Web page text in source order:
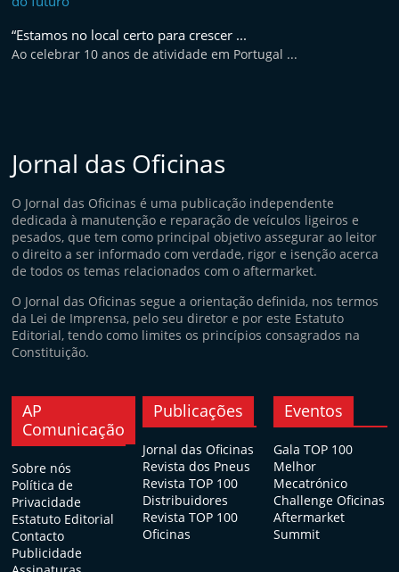
“Estamos no local certo para crescer ...
Ao celebrar 10 anos de atividade em Portugal ...
Jornal das Oficinas
O Jornal das Oficinas é uma publicação independente
dedicada à manutenção e reparação de veículos ligeiros e
pesados, que tem como principal objetivo assegurar ao leitor
o direito a ser informado com verdade, rigor e isenção acerca
de todos os temas relacionados com o aftermarket.
O Jornal das Oficinas segue a orientação definida, nos termos
da Lei de Imprensa, pelo seu diretor e por este Estatuto
Editorial, tendo como limites os princípios consagrados na
Constituição.
AP
Comunicação
Sobre nós
Política de
Privacidade
Estatuto Editorial
Contacto
Publicidade
Publicações
Jornal das Oficinas
Revista dos Pneus
Revista TOP 100
Distribuidores
Revista TOP 100
Oficinas
Eventos
Gala TOP 100
Melhor
Mecatrónico
Challenge Oficinas
Aftermarket
Summit